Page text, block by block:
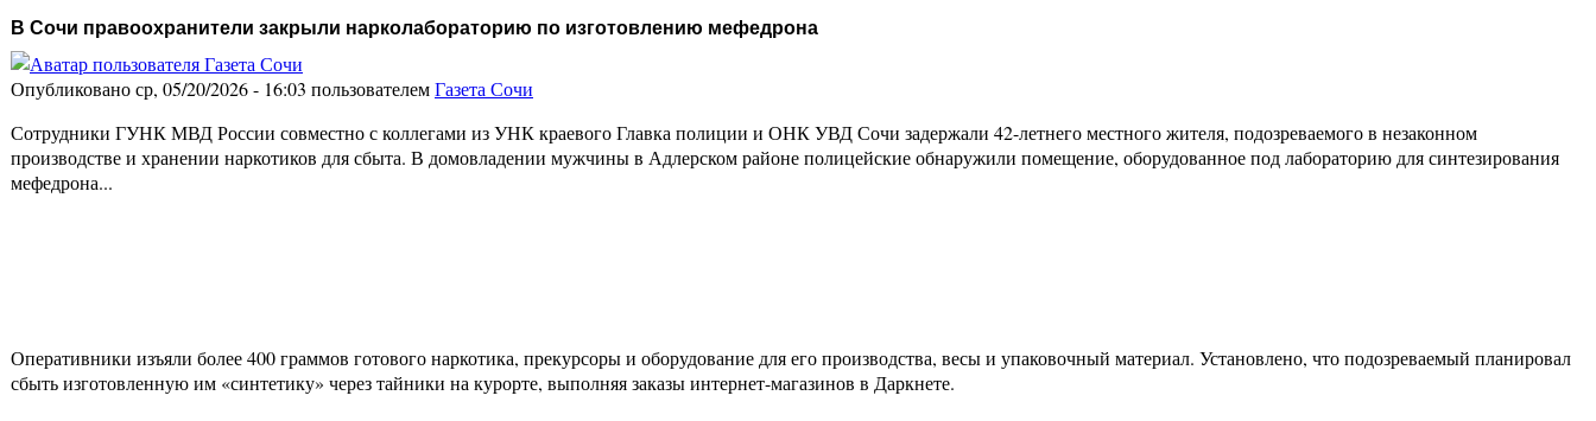
В Сочи правоохранители закрыли нарколабораторию по изготовлению мефедрона
Опубликовано ср, 05/20/2026 - 16:03 пользователемГазета Сочи
Сотрудники ГУНК МВД России совместно с коллегами из УНК краевого Главка полиции и ОНК УВД Сочи задержали 42-летнего местного жителя, подозреваемого в незаконном
производстве и хранении наркотиков для сбыта. В домовладении мужчины в Адлерском районе полицейские обнаружили помещение, оборудованное под лабораторию для синтезирования
мефедрона...
Оперативники изъяли более 400 граммов готового наркотика, прекурсоры и оборудование для его производства, весы и упаковочный материал. Установлено, что подозреваемый планировал
сбыть изготовленную им «синтетику» через тайники на курорте, выполняя заказы интернет-магазинов в Даркнете.